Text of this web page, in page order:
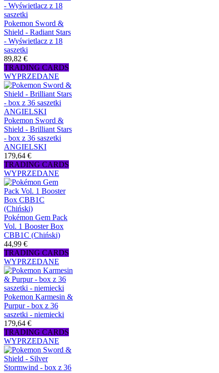
Pokemon Sword &
Shield - Radiant Stars
- Wyświetlacz z 18
saszetki
89,82 €
TRADING CARDS
WYPRZEDANE
Pokemon Sword &
Shield - Brilliant Stars
- box z 36 saszetki
ANGIELSKI
179,64 €
TRADING CARDS
WYPRZEDANE
Pokémon Gem Pack
Vol. 1 Booster Box
CBB1C (Chiński)
44,99 €
TRADING CARDS
WYPRZEDANE
Pokemon Karmesin &
Purpur - box z 36
saszetki - niemiecki
179,64 €
TRADING CARDS
WYPRZEDANE